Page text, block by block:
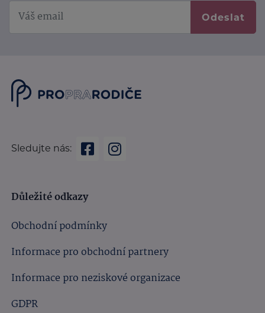
Odeslat
Sledujte nás:
Důležité odkazy
Obchodní podmínky
Informace pro obchodní partnery
Informace pro neziskové organizace
GDPR